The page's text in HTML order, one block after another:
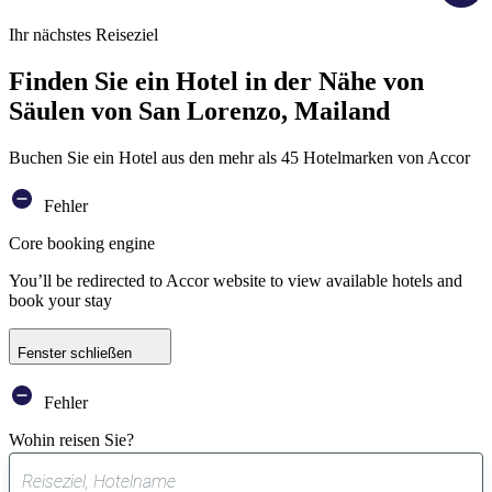
Ihr nächstes Reiseziel
Finden Sie ein Hotel in der Nähe von
Säulen von San Lorenzo, Mailand
Buchen Sie ein Hotel aus den mehr als 45 Hotelmarken von Accor
Fehler
Core booking engine
You’ll be redirected to Accor website to view available hotels and
book your stay
Fenster schließen
Fehler
Wohin reisen Sie?